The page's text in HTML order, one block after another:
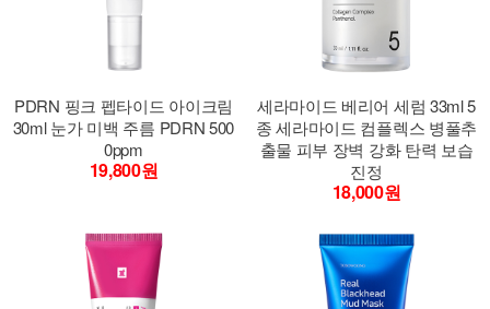
PDRN 핑크 펩타이드 아이크림
30ml 눈가 미백 주름 PDRN 500
0ppm
19,800원
세라마이드 베리어 세럼 33ml 5
종 세라마이드 컴플렉스 병풀추
출물 피부 장벽 강화 탄력 보습
진정
18,000원